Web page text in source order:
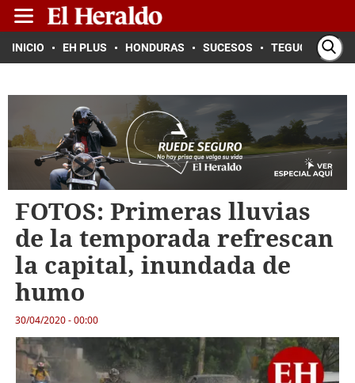
INICIO EH PLUS HONDURAS SUCESOS TEGUCIGALPA
FOTOS: Primeras lluvias
de la temporada refrescan
la capital, inundada de
humo
30/04/2020 - 00:00